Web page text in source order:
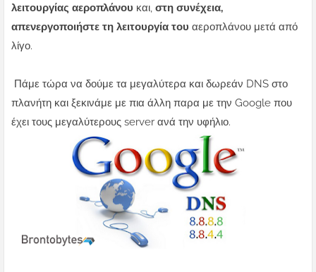
λειτουργίας αεροπλάνου και, στη συνέχεια,
απενεργοποιήστε τη λειτουργία του αεροπλάνου μετά από
λίγο.
Πάμε τώρα να δούμε τα μεγαλύτερα και δωρεάν DNS στο
πλανήτη και ξεκινάμε με πια άλλη παρα με την Google που
έχει τους μεγαλύτερους server ανά την υφήλιο.